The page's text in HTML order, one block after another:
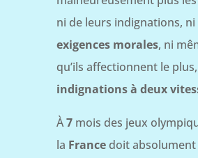
ni de leurs indignations, ni
exigences morales, ni
qu’ils affectionnent le plus,
indignations à deux
À7 mois des jeux
la Francedoit